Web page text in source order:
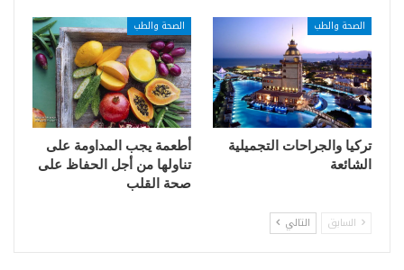
الصحة والطب
تركيا والجراحات التجميلية
الشائعة
الصحة والطب
أطعمة يجب المداومة على
تناولها من أجل الحفاظ على
صحة القلب
السابق التالي